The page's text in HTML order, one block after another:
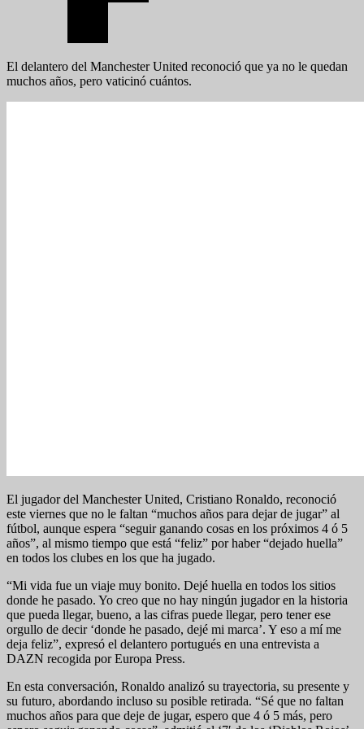
El delantero del Manchester United reconoció que ya no le quedan
muchos años, pero vaticinó cuántos.
El jugador del Manchester United, Cristiano Ronaldo, reconoció
este viernes que no le faltan “muchos años para dejar de jugar” al
fútbol, aunque espera “seguir ganando cosas en los próximos 4 ó 5
años”, al mismo tiempo que está “feliz” por haber “dejado huella”
en todos los clubes en los que ha jugado.
“Mi vida fue un viaje muy bonito. Dejé huella en todos los sitios
donde he pasado. Yo creo que no hay ningún jugador en la historia
que pueda llegar, bueno, a las cifras puede llegar, pero tener ese
orgullo de decir ‘donde he pasado, dejé mi marca’. Y eso a mí me
deja feliz”, expresó el delantero portugués en una entrevista a
DAZN recogida por Europa Press.
En esta conversación, Ronaldo analizó su trayectoria, su presente y
su futuro, abordando incluso su posible retirada. “Sé que no faltan
muchos años para que deje de jugar, espero que 4 ó 5 más, pero